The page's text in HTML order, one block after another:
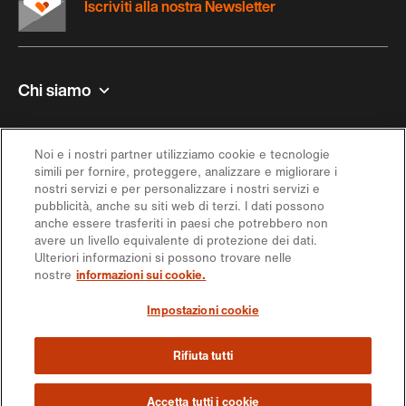
Chi siamo
Ispirazione
Offerta
Iscriviti alla nostra Newsletter
Seguici sui social media
https://engagement.migros.ch/it/social-
media
https://engagement.migros.ch/it/social-
media
https://engagement.migros.ch/it/social-
media
https://engagement.migros.ch/it/social-
media
https://engagement.migros.ch/it/
media
© 2026 Federazione delle cooperative Migros
Noi e i nostri partner utilizziamo cookie e tecnologie
simili per fornire, proteggere, analizzare e migliorare i
nostri servizi e per personalizzare i nostri servizi e
pubblicità, anche su siti web di terzi. I dati possono
anche essere trasferiti in paesi che potrebbero non
avere un livello equivalente di protezione dei dati.
Ulteriori informazioni si possono trovare nelle
nostre informazioni sui cookie.
Impostazioni cookie
Rifiuta tutti
Accetta tutti i cookie